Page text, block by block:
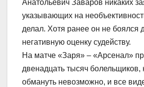
Анатольевич Заваров никаких
указывающих на
делал. Хотя ранее он не боялся
негативную оценку судейству.
На матче «Заря» – «Арсенал»
двенадцать тысяч болельщиков,
обмануть невозможно, и все